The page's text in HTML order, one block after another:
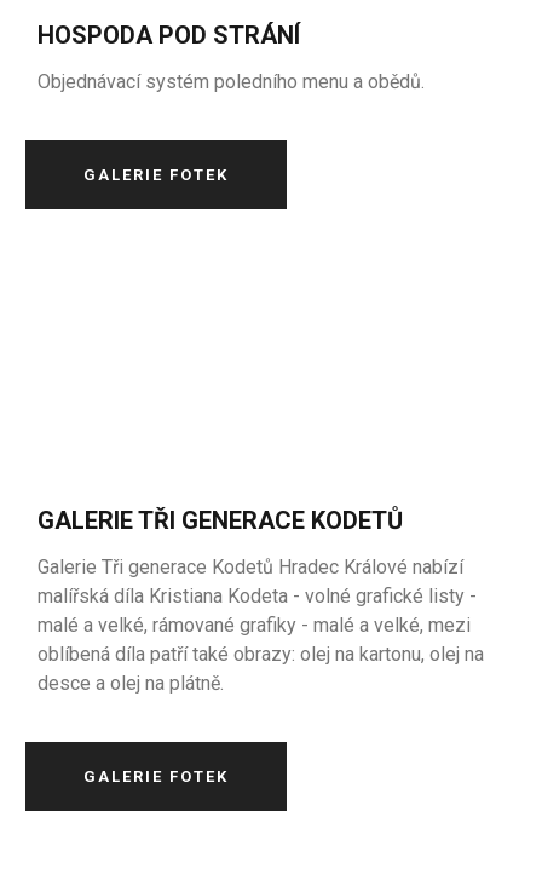
HOSPODA POD STRÁNÍ
Objednávací systém poledního menu a obědů.
GALERIE FOTEK
GALERIE TŘI GENERACE KODETŮ
Galerie Tři generace Kodetů Hradec Králové nabízí
malířská díla Kristiana Kodeta - volné grafické listy -
malé a velké, rámované grafiky - malé a velké, mezi
oblíbená díla patří také obrazy: olej na kartonu, olej na
desce a olej na plátně.
GALERIE FOTEK